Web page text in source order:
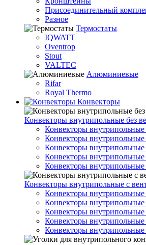
Присоединительный
Разное
Термостаты
IQWATT
Oventrop
Stout
VALTEC
Алюминиевые
Rifar
Royal Thermo
Конвекторы
Конвекторы внутрипольные без
Конвекторы
Конвекторы
Конвекторы
Конвекторы
Конвекторы
Конвекторы внутрипольные с
Конвекторы
Конвекторы
Конвекторы
Конвекторы
Конвекторы